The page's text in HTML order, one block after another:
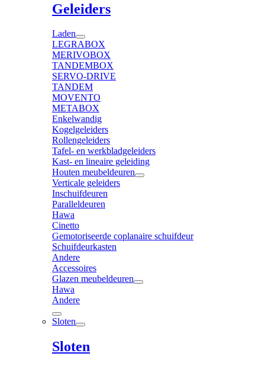
Geleiders
Laden
LEGRABOX
MERIVOBOX
TANDEMBOX
SERVO-DRIVE
TANDEM
MOVENTO
METABOX
Enkelwandig
Kogelgeleiders
Rollengeleiders
Tafel- en werkbladgeleiders
Kast- en lineaire geleiding
Houten meubeldeuren
Verticale geleiders
Inschuifdeuren
Paralleldeuren
Hawa
Cinetto
Gemotoriseerde coplanaire schuifdeur
Schuifdeurkasten
Andere
Accessoires
Glazen meubeldeuren
Hawa
Andere
Sloten
Sloten